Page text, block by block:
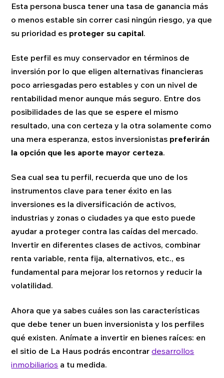
Esta persona busca tener una tasa de ganancia más
o menos estable sin correr casi ningún riesgo, ya que
su prioridad es proteger su capital.
Este perfil es muy conservador en términos de
inversión por lo que eligen alternativas financieras
poco arriesgadas pero estables y con un nivel de
rentabilidad menor aunque más seguro. Entre dos
posibilidades de las que se espere el mismo
resultado, una con certeza y la otra solamente como
una mera esperanza, estos inversionistas preferirán
la opción que les aporte mayor certeza.
Sea cual sea tu perfil, recuerda que uno de los
instrumentos clave para tener éxito en las
inversiones es la diversificación de activos,
industrias y zonas o ciudades ya que esto puede
ayudar a proteger contra las caídas del mercado.
Invertir en diferentes clases de activos, combinar
renta variable, renta fija, alternativos, etc., es
fundamental para mejorar los retornos y reducir la
volatilidad.
Ahora que ya sabes cuáles son las características
que debe tener un buen inversionista y los perfiles
qué existen. Anímate a invertir en bienes raíces: en
el sitio de La Haus podrás encontrar desarrollos
inmobiliarios a tu medida.